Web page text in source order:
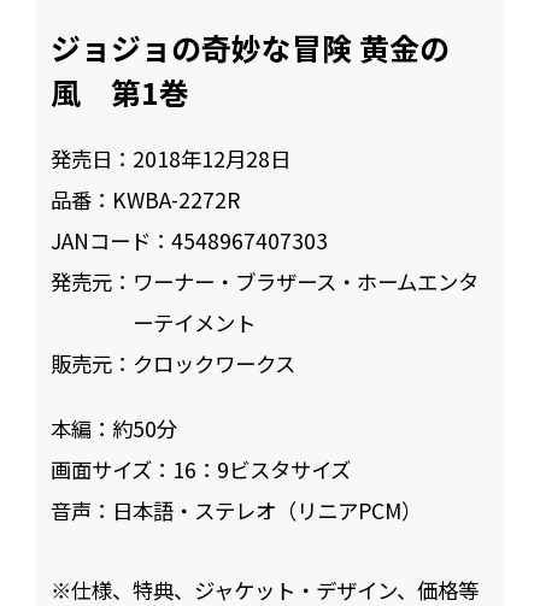
ジョジョの奇妙な冒険 黄金の
風 第1巻
発売日： 2018年12月28日
品番： KWBA-2272R
JANコード：4548967407303
発売元： ワーナー・ブラザース・ホームエンタ
ーテイメント
販売元： クロックワークス
本編： 約50
画面サイズ： 16：9ビスタサイズ
音声： 日本語・ステレオ（リニアPCM）
※仕様、特典、ジャケット・デザイン、価格等